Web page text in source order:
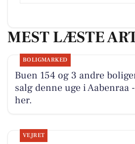
MEST LÆSTE
BOLIGMARKED
Buen 154 og 3 andre
salg denne uge i Aabenraa
her.
VEJRET